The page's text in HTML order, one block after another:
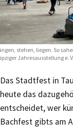
stehen, liegen. So
Jahresausstellung e. V.
Das Stadtfest in
heute das
entscheidet, wer
Bachfest gibts am